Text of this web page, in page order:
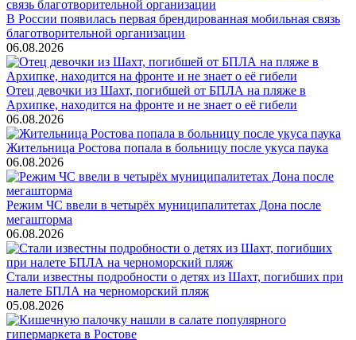
В России появилась первая брендированная мобильная связь
благотворительной организации
06.08.2026
Отец девочки из Шахт, погибшей от БПЛА на пляже в
Архипке, находится на фронте и не знает о её гибели
06.08.2026
Жительница Ростова попала в больницу после укуса паука
06.08.2026
Режим ЧС ввели в четырёх муниципалитетах Дона после
мегашторма
06.08.2026
Стали известны подробности о детях из Шахт, погибших при
налете БПЛА на черноморский пляж
05.08.2026